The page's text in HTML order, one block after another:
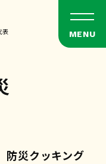
表
災クッキング